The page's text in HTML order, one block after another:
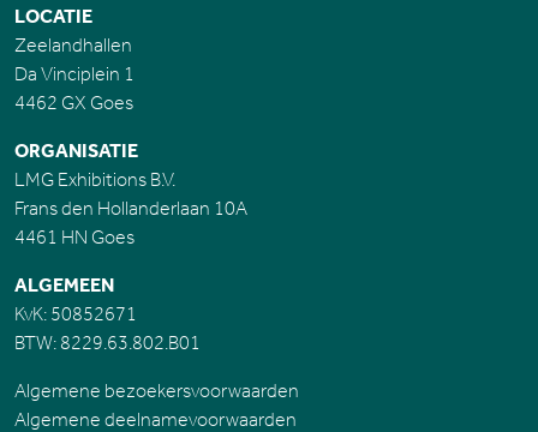
LOCATIE
Zeelandhallen
Da Vinciplein 1
4462 GX Goes
ORGANISATIE
LMG Exhibitions B.V.
Frans den Hollanderlaan 10A
4461 HN Goes
ALGEMEEN
KvK: 50852671
BTW: 8229.63.802.B01
Algemene bezoekersvoorwaarden
Algemene deelnamevoorwaarden